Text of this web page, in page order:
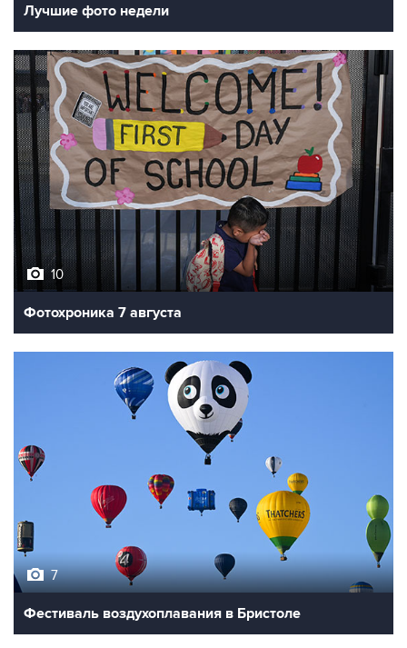
Лучшие фото недели
10
Фотохроника 7 августа
7
Фестиваль воздухоплавания в Бристоле